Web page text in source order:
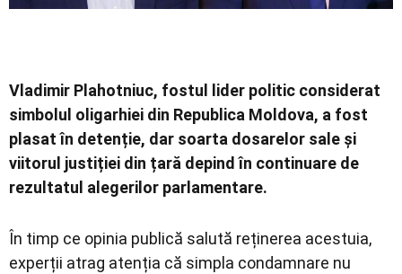
Vladimir Plahotniuc, fostul lider politic considerat
simbolul oligarhiei din Republica Moldova, a fost
plasat în detenție, dar soarta dosarelor sale și
viitorul justiției din țară depind în continuare de
rezultatul alegerilor parlamentare.
În timp ce opinia publică salută reținerea acestuia,
experții atrag atenția că simpla condamnare nu